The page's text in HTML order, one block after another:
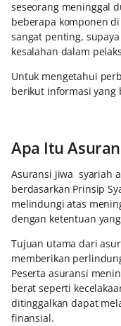
seseorang meninggal
beberapa komponen
sangat penting,
kesalahan dalam
Untuk mengetahui
berikut informasi yang
Apa Itu
Asuransi jiwa syariah
berdasarkan Prinsip
melindungi atas
dengan ketentuan
Tujuan utama dari
memberikan
Peserta asuransi
berat seperti
ditinggalkan dapat
finansial.